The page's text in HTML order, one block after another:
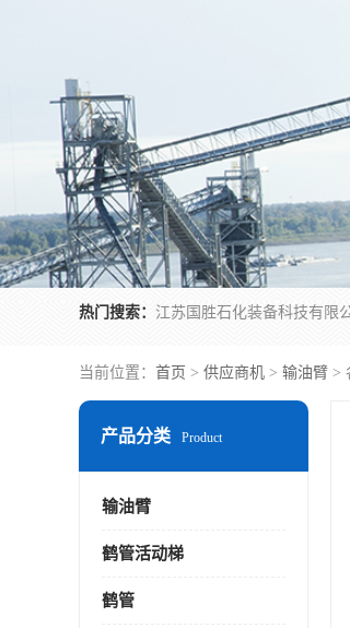
热门搜索：
当前位置： 首页 > 供应商机 > 输油臂 >
产品分类 Product
输油臂
鹤管活动梯
鹤管